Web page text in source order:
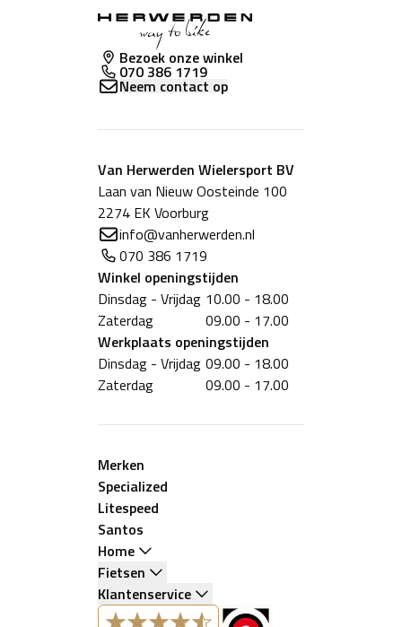
Bezoek onze winkel
070 386 1719
Neem contact op
Van Herwerden Wielersport BV
Laan van Nieuw Oosteinde 100
2274 EK Voorburg
info@vanherwerden.nl
070 386 1719
Winkel openingstijden
Dinsdag - Vrijdag 10.00 - 18.00
Zaterdag
09.00 - 17.00
Werkplaats openingstijden
Dinsdag - Vrijdag 09.00 - 18.00
Zaterdag
09.00 - 17.00
Merken
Specialized
Litespeed
Santos
Home
Fietsen
Klantenservice